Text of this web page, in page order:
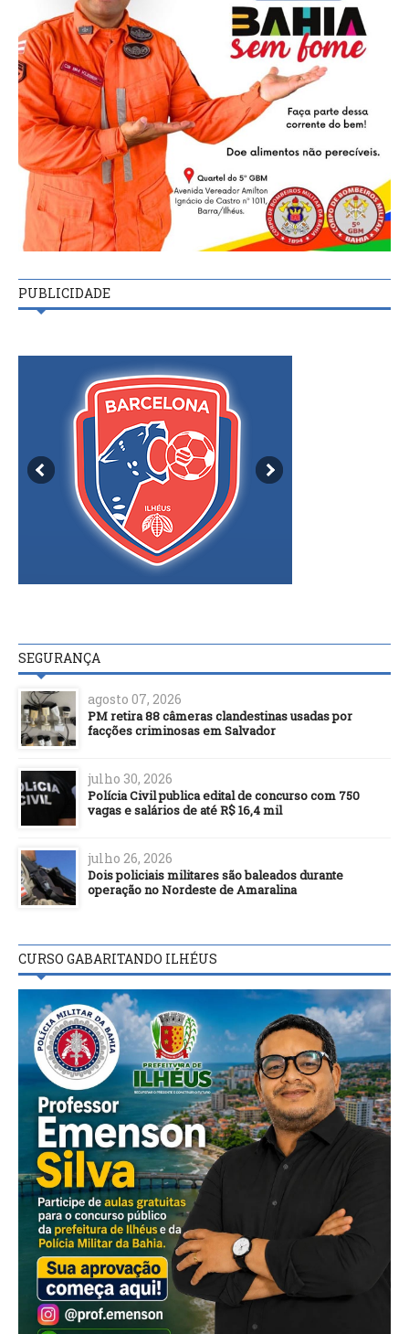
PUBLICIDADE
SEGURANÇA
agosto 07, 2026
PM retira 88 câmeras clandestinas usadas por
facções criminosas em Salvador
julho 30, 2026
Polícia Civil publica edital de concurso com 750
vagas e salários de até R$ 16,4 mil
julho 26, 2026
Dois policiais militares são baleados durante
operação no Nordeste de Amaralina
CURSO GABARITANDO ILHÉUS